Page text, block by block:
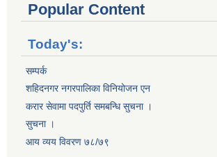
Popular Content
Today's:
सम्पर्क
शहिदनगर नगरपालिका विनियोजन एन
करार सेवामा पदपुर्ति समबन्धि सुचना ।
सुचना ।
आय व्यय विवरण ७८/७९